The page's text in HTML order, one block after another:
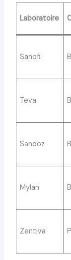
Laboratoire
Sanofi
Teva
Sandoz
Mylan
Zentiva